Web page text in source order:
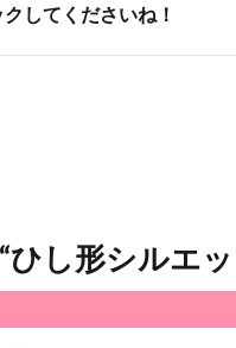
してくださいね！
し形シルエ